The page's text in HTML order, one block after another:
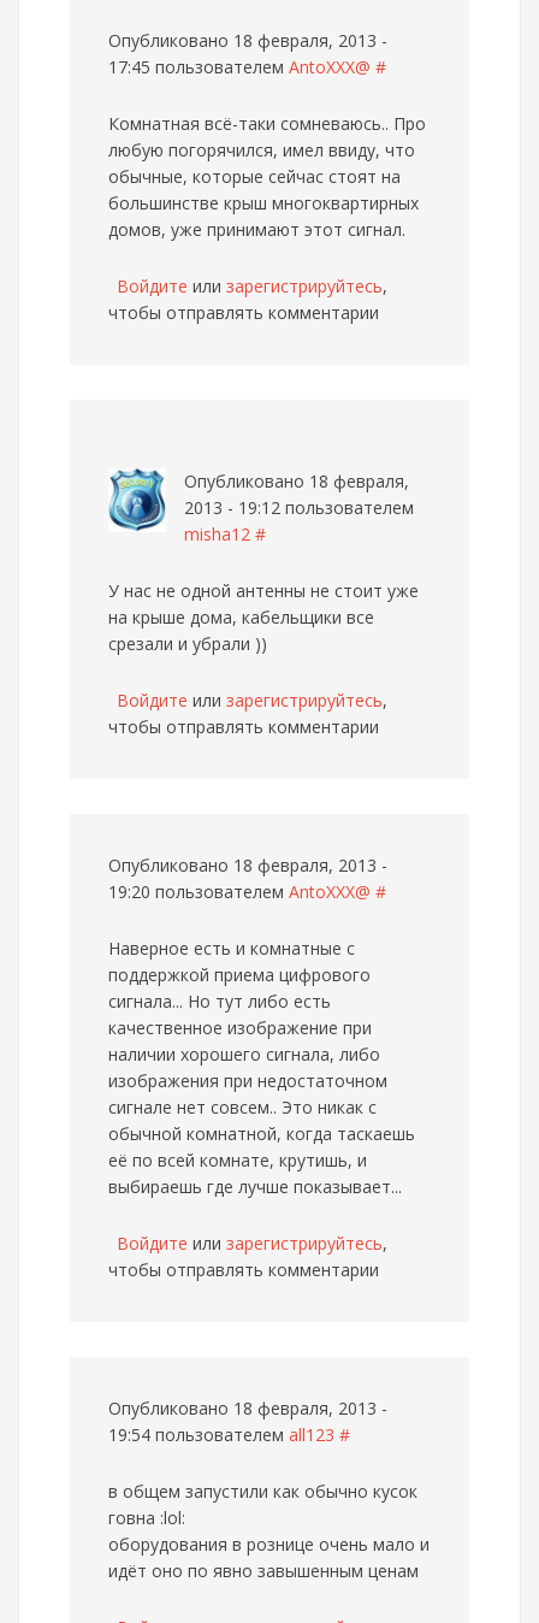
Опубликовано 18 февраля, 2013 -
17:45 пользователем AntoXXX@ #
Комнатная всё-таки сомневаюсь.. Про
любую погорячился, имел ввиду, что
обычные, которые сейчас стоят на
большинстве крыш многоквартирных
домов, уже принимают этот сигнал.
Войдите или зарегистрируйтесь,
чтобы отправлять комментарии
Опубликовано 18 февраля,
2013 - 19:12 пользователем
misha12 #
У нас не одной антенны не стоит уже
на крыше дома, кабельщики все
срезали и убрали ))
Войдите или зарегистрируйтесь,
чтобы отправлять комментарии
Опубликовано 18 февраля, 2013 -
19:20 пользователем AntoXXX@ #
Наверное есть и комнатные с
поддержкой приема цифрового
сигнала... Но тут либо есть
качественное изображение при
наличии хорошего сигнала, либо
изображения при недостаточном
сигнале нет совсем.. Это никак с
обычной комнатной, когда таскаешь
её по всей комнате, крутишь, и
выбираешь где лучше показывает...
Войдите или зарегистрируйтесь,
чтобы отправлять комментарии
Опубликовано 18 февраля, 2013 -
19:54 пользователем all123 #
в общем запустили как обычно кусок
говна :lol:
оборудования в рознице очень мало и
идёт оно по явно завышенным ценам